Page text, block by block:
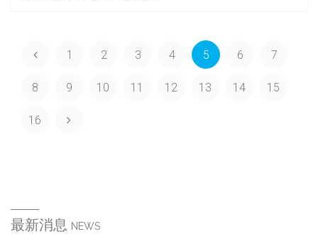
1 2 3 4 5 6 7
8 9 10 11 12 13 14 15
16
最新消息 NEWS